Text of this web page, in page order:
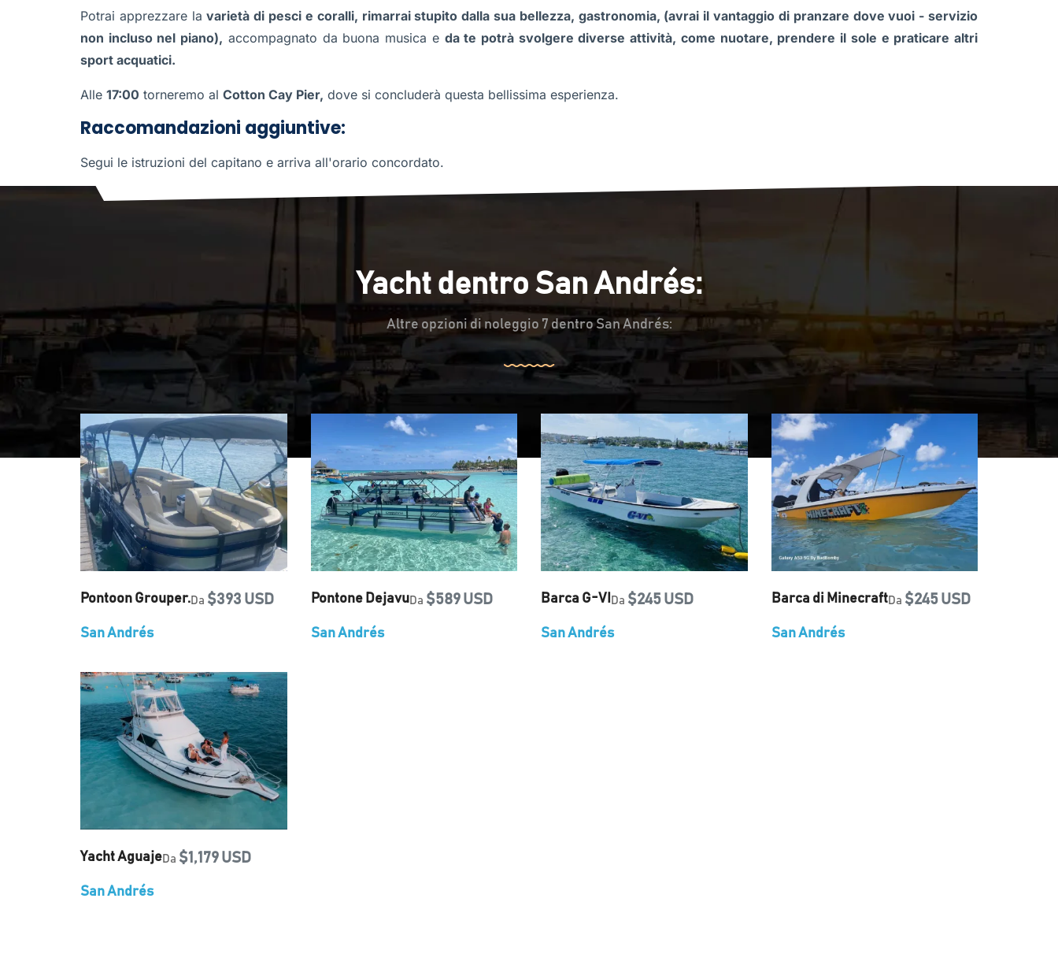
Potrai apprezzare lavarietà di pesci e coralli, rimarrai stupito dalla sua bellezza, gastronomia, (avrai il vantaggio di pranzare dove vuoi - servizio
non incluso nel piano), accompagnato da buona musica e da te potrà svolgere diverse attività, come nuotare, prendere il sole e praticare altri
sport acquatici.
Alle 17:00 torneremo al Cotton Cay Pier, dove si concluderà questa bellissima esperienza.
Raccomandazioni aggiuntive:
Segui le istruzioni del capitano e arriva all'orario concordato.
Yacht dentro San Andrés:
Altre opzioni di noleggio 7 dentro San Andrés:
Pontoon Grouper.Da $393 USD
San Andrés
Pontone DejavuDa $589 USD
San Andrés
Barca G-VI Da $245 USD
San Andrés
Barca di MinecraftDa $245 USD
San Andrés
Yacht AguajeDa $1,179 USD
San Andrés